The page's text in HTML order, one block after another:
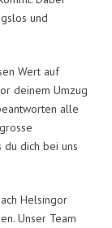
und
Wert auf
deinem Umzug
alle
du dich bei uns
Helsingor
Unser Team